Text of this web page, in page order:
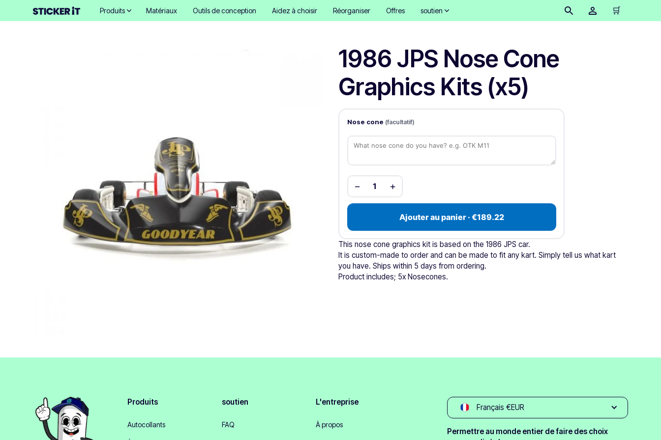
Produits Matériaux Outils de conception Aidez à choisir Réorganiser Offres soutien 🛒
1986 JPS Nose Cone
Graphics Kits (x5)
Nose cone (facultatif)
− 1 +
Ajouter au panier · €189.22
This nose cone graphics kit is based on the 1986 JPS car.
It is custom-made to order and can be made to fit any kart. Simply tell us what kart
you have. Ships within 5 days from ordering.
Product includes; 5x Nosecones.
Produits
Autocollants
soutien
FAQ
L'entreprise
À propos
Français €EUR
Permettre au monde entier de faire des choix